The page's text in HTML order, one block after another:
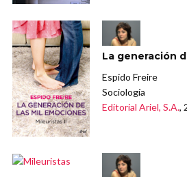
La generación
Espido Freire
Sociología
Editorial Ariel, S.A.,